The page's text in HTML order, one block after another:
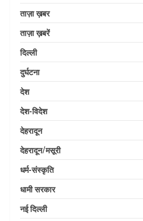
ताज़ा ख़बर
ताज़ा ख़बरें
दिल्ली
दुर्घटना
देश
देश-विदेश
देहरादून
देहरादून/मसूरी
धर्म-संस्कृति
धामी सरकार
नई दिल्ली